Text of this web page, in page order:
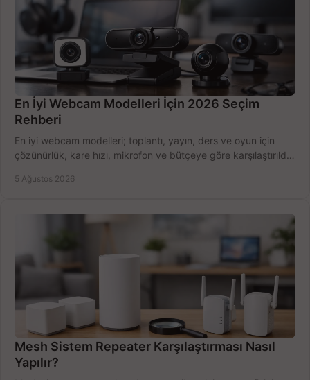
En İyi Webcam Modelleri İçin 2026 Seçim
Rehberi
En iyi webcam modelleri; toplantı, yayın, ders ve oyun için
çözünürlük, kare hızı, mikrofon ve bütçeye göre karşılaştırıldı.
5 Ağustos 2026
Mesh Sistem Repeater Karşılaştırması Nasıl
Yapılır?